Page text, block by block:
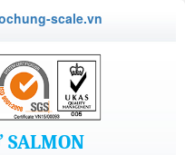
scale.vn